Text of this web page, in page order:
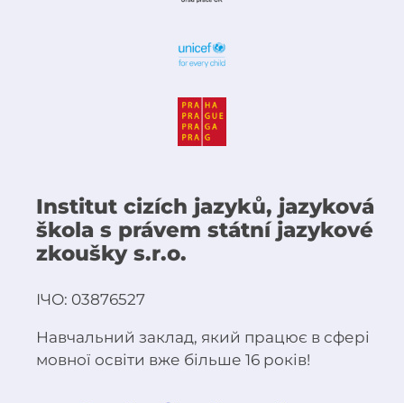
Institut cizích jazyků, jazyková
škola s právem státní jazykové
zkoušky s.r.o.
ІЧО: 03876527
Навчальний заклад, який працює в сфері
мовної освіти вже більше 16 років!